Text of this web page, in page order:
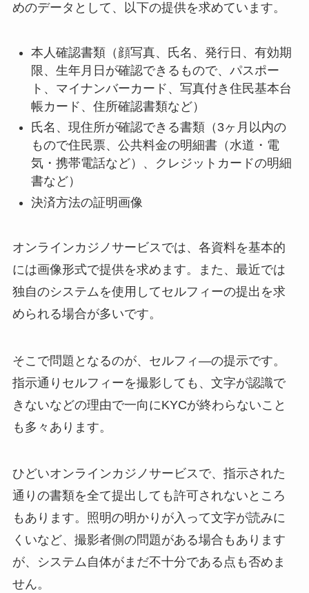
めのデータとして、以下の提供を求めています。
本人確認書類（顔写真、氏名、発行日、有効期
限、生年月日が確認できるもので、パスポー
ト、マイナンバーカード、写真付き住民基本台
帳カード、住所確認書類など）
氏名、現住所が確認できる書類（3ヶ月以内の
もので住民票、公共料金の明細書（水道・電
気・携帯電話など）、クレジットカードの明細
書など）
決済方法の証明画像
オンラインカジノサービスでは、各資料を基本的
には画像形式で提供を求めます。また、最近では
独自のシステムを使用してセルフィーの提出を求
められる場合が多いです。
そこで問題となるのが、セルフィ―の提示です。
指示通りセルフィーを撮影しても、文字が認識で
きないなどの理由で一向にKYCが終わらないこと
も多々あります。
ひどいオンラインカジノサービスで、指示された
通りの書類を全て提出しても許可されないところ
もあります。照明の明かりが入って文字が読みに
くいなど、撮影者側の問題がある場合もあります
が、システム自体がまだ不十分である点も否めま
せん。